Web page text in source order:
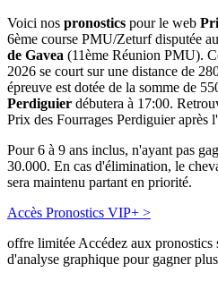
Voici nos pronostics pour le web
6ème course PMU/Zeturf disputée
de Gavea (11ème Réunion PMU).
2026 se court sur une distance de
épreuve est dotée de la somme de
Perdiguier débutera à 17:00.
Prix des Fourrages Perdiguier après
Pour 6 à 9 ans inclus, n'ayant pas
30.000. En cas d'élimination, le
sera maintenu partant en priorité.
Accès Pronostics VIP+ >
offre limitée Accédez aux pronostics
d'analyse graphique pour gagner